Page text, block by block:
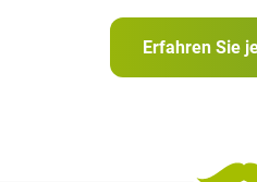
Erfahren Sie